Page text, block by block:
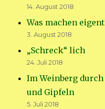
14. August 2018
Was machen
3. August 2018
„Schreck“ lich
24. Juli 2018
Im Weinberg durch
und Gipfeln
5. Juli 2018